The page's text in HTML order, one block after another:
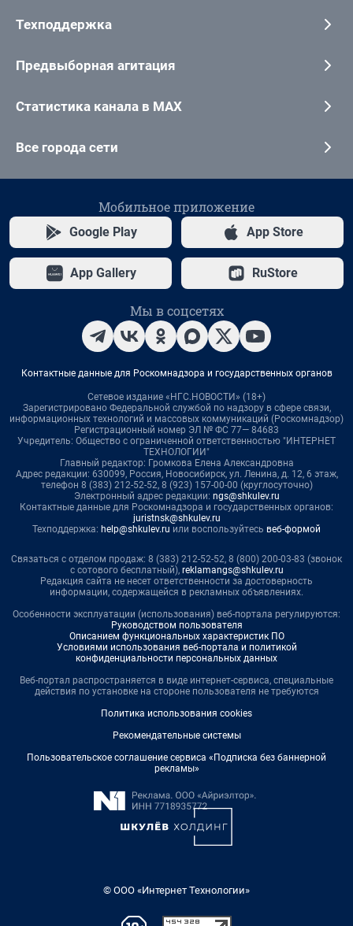
Техподдержка
Предвыборная агитация
Статистика канала в MAX
Все города сети
Мобильное приложение
Google Play App Store
App Gallery RuStore
Мы в соцсетях
Контактные данные для Роскомнадзора и государственных органов
Сетевое издание «НГС.НОВОСТИ» (18+)
Зарегистрировано Федеральной службой по надзору в сфере связи,
информационных технологий и массовых коммуникаций (Роскомнадзор)
Регистрационный номер ЭЛ № ФС 77— 84683
Учредитель: Общество с ограниченной ответственностью "ИНТЕРНЕТ
ТЕХНОЛОГИИ"
Главный редактор: Громкова Елена Александровна
Адрес редакции: 630099, Россия, Новосибирск, ул. Ленина, д. 12, 6 этаж,
телефон 8 (383) 212-52-52, 8 (923) 157-00-00 (круглосуточно)
Электронный адрес редакции: ngs@shkulev.ru
Контактные данные для Роскомнадзора и государственных органов:
juristnsk@shkulev.ru
Техподдержка: help@shkulev.ru или воспользуйтесь веб-формой
Связаться с отделом продаж: 8 (383) 212-52-52, 8 (800) 200-03-83 (звонок
с сотового бесплатный), reklamangs@shkulev.ru
Редакция сайта не несет ответственности за достоверность
информации, содержащейся в рекламных объявлениях.
Особенности эксплуатации (использования) веб-портала регулируются:
Руководством пользователя
Описанием функциональных характеристик ПО
Условиями использования веб-портала и политикой
конфиденциальности персональных данных
Веб-портал распространяется в виде интернет-сервиса, специальные
действия по установке на стороне пользователя не требуются
Политика использования cookies
Рекомендательные системы
Пользовательское соглашение сервиса «Подписка без баннерной
рекламы»
© ООО «Интернет Технологии»